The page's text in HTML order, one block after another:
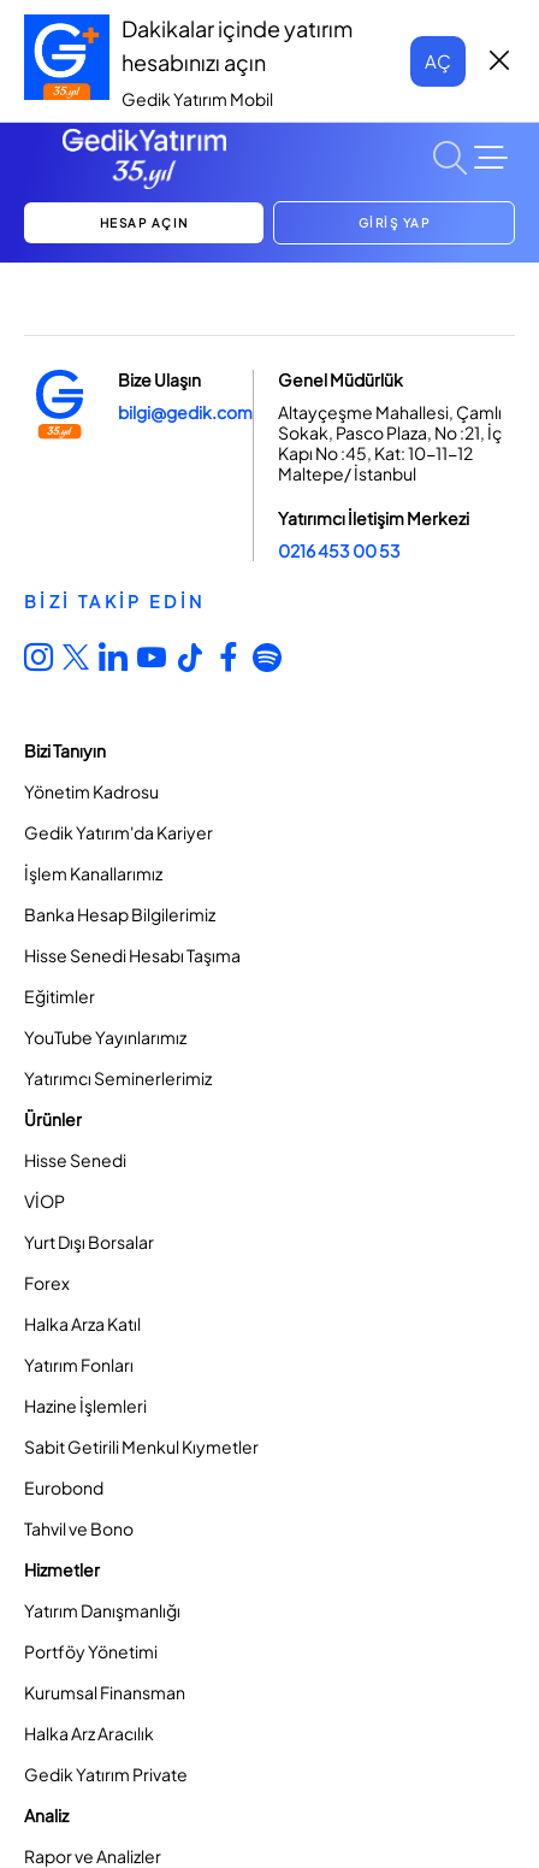
Dakikalar içinde yatırım
hesabınızı açın
Gedik Yatırım Mobil
AÇ
HESAP AÇIN GİRİŞ YAP
Bize Ulaşın
bilgi@gedik.com
Genel Müdürlük
Altayçeşme Mahallesi, Çamlı
Sokak, Pasco Plaza, No :21, İç
Kapı No :45, Kat: 10-11-12
Maltepe/ İstanbul
Yatırımcı İletişim Merkezi
0216 453 00 53
BİZİ TAKİP EDİN
Bizi Tanıyın
Yönetim Kadrosu
Gedik Yatırım'da Kariyer
İşlem Kanallarımız
Banka Hesap Bilgilerimiz
Hisse Senedi Hesabı Taşıma
Eğitimler
YouTube Yayınlarımız
Yatırımcı Seminerlerimiz
Ürünler
Hisse Senedi
VİOP
Yurt Dışı Borsalar
Forex
Halka Arza Katıl
Yatırım Fonları
Hazine İşlemleri
Sabit Getirili Menkul Kıymetler
Eurobond
Tahvil ve Bono
Hizmetler
Yatırım Danışmanlığı
Portföy Yönetimi
Kurumsal Finansman
Halka Arz Aracılık
Gedik Yatırım Private
Analiz
Rapor ve Analizler